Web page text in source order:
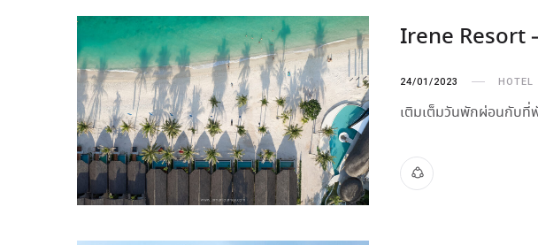
Irene Resort –
24/01/2023 HOTEL
เติมเต็มวันพักผ่อนกับที่